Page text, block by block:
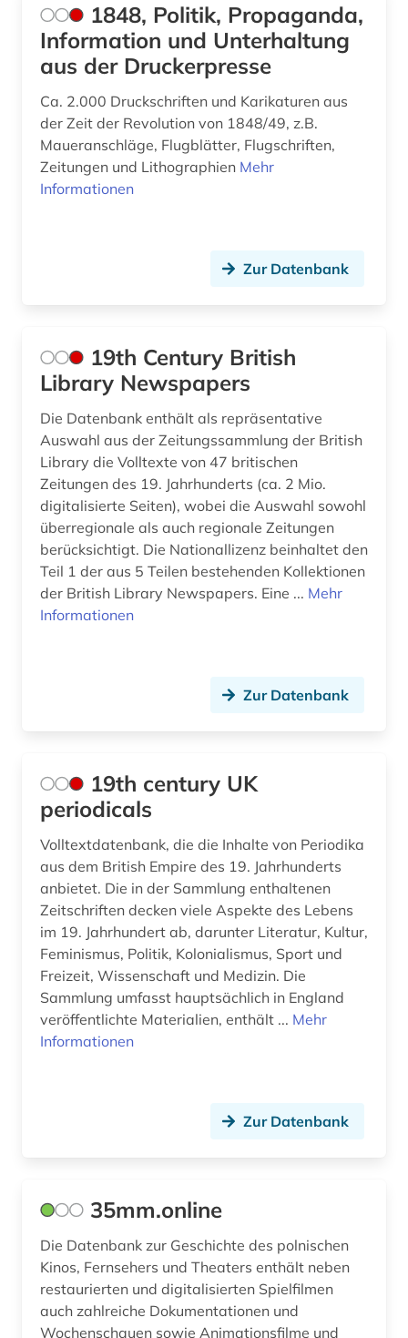
branchenberichte (2)
brasilien (1)
briefsammlung (1)
britannisch (1)
broadway (1)
buchkunst (1)
bundesarchiv-bildarchiv (1)
burgenland (1)
business (1)
börse (1)
bühnenkünstler (2)
bühnenwerk (1)
bürgerbeteiligung (1)
choreographie (1)
coaching (1)
comic (6)
comiczeichner (1)
computer (1)
computerspiel (3)
darwin, charles | naturwissenschaftler;
biologe; geologe (1)
datenauswertung (1)
datenerhebung (1)
datenverarbeitung (1)
1848, Politik, Propaganda,
Information und Unterhaltung
aus der Druckerpresse
Ca. 2.000 Druckschriften und Karikaturen aus
der Zeit der Revolution von 1848/49, z.B.
Maueranschläge, Flugblätter, Flugschriften,
Zeitungen und Lithographien Mehr
Informationen
Zur Datenbank
19th Century British
Library Newspapers
Die Datenbank enthält als repräsentative
Auswahl aus der Zeitungssammlung der British
Library die Volltexte von 47 britischen
Zeitungen des 19. Jahrhunderts (ca. 2 Mio.
digitalisierte Seiten), wobei die Auswahl sowohl
überregionale als auch regionale Zeitungen
berücksichtigt. Die Nationallizenz beinhaltet den
Teil 1 der aus 5 Teilen bestehenden Kollektionen
der British Library Newspapers. Eine ... Mehr
Informationen
Zur Datenbank
19th century UK
periodicals
Volltextdatenbank, die die Inhalte von Periodika
aus dem British Empire des 19. Jahrhunderts
anbietet. Die in der Sammlung enthaltenen
Zeitschriften decken viele Aspekte des Lebens
im 19. Jahrhundert ab, darunter Literatur, Kultur,
Feminismus, Politik, Kolonialismus, Sport und
Freizeit, Wissenschaft und Medizin. Die
Sammlung umfasst hauptsächlich in England
veröffentlichte Materialien, enthält ... Mehr
Informationen
Zur Datenbank
35mm.online
Die Datenbank zur Geschichte des polnischen
Kinos, Fernsehers und Theaters enthält neben
restaurierten und digitalisierten Spielfilmen
auch zahlreiche Dokumentationen und
Wochenschauen sowie Animationsfilme und